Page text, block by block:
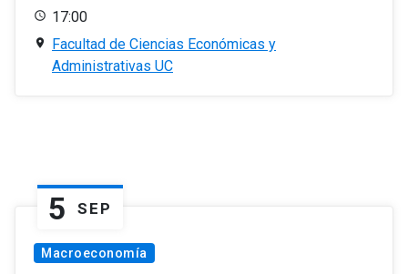
17:00
Facultad de Ciencias Económicas y
Administrativas UC
5 SEP
Macroeconomía